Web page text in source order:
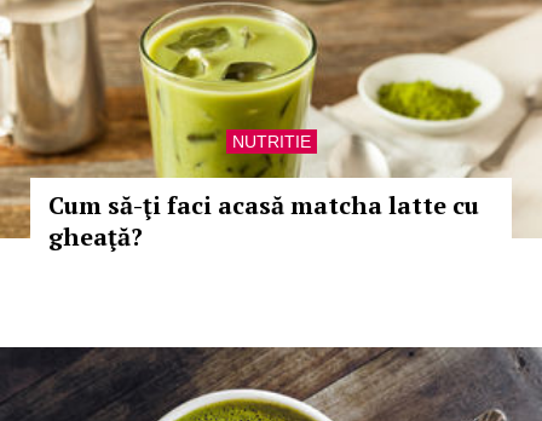
NUTRITIE
Cum să-ţi faci acasă matcha latte cu
gheaţă?